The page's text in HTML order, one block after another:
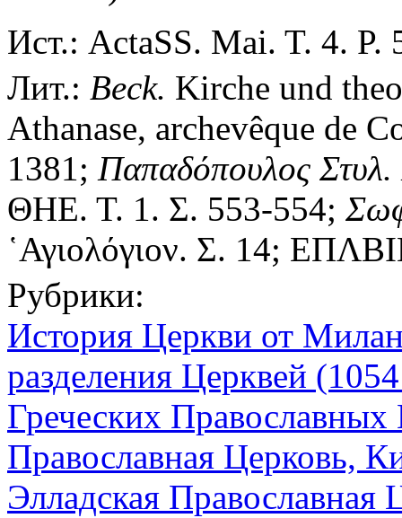
Ист.: ActaSS. Mai. T. 4. P.
Лит.: Beck. Kirche und
Athanase, archevêque de
1381; Παπαδόπουλος Στυλ.
ΘΗΕ. Τ. 1. Σ. 553-554;
῾Αγιολόγιον. Σ. 14;
Рубрики:
История Церкви от
разделения Церквей
Греческих Православных
Православная Церковь,
Элладская Православная